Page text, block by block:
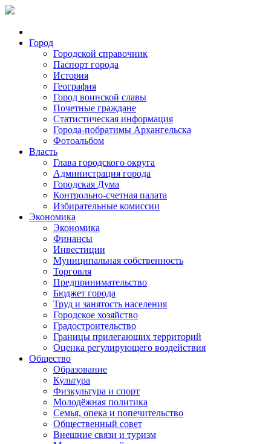
Город
Городской справочник
Паспорт города
История
География
Город воинской славы
Почетные граждане
Статистическая информация
Города-побратимы Архангельска
Фотоальбом
Власть
Глава городского округа
Администрация города
Городская Дума
Контрольно-счетная палата
Избирательные комиссии
Экономика
Экономика
Финансы
Инвестиции
Муниципальная собственность
Торговля
Предпринимательство
Бюджет города
Труд и занятость населения
Городское хозяйство
Градостроительство
Границы прилегающих территорий
Оценка регулирующего воздействия
Общество
Образование
Культура
Физкультура и спорт
Молодёжная политика
Семья, опека и попечительство
Общественный совет
Внешние связи и туризм